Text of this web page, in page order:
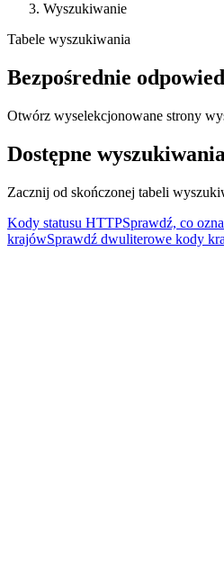
Wyszukiwanie
Tabele wyszukiwania
Bezpośrednie
Otwórz wyselekcjonowane strony
Dostępne wyszukiwania
Zacznij od skończonej tabeli
Kody statusu HTTPSprawdź, co
krajówSprawdź dwuliterowe kody